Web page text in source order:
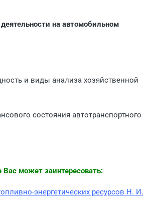
на автомобильном
и виды анализа хозяйственной
состояния автотранспортного
Вас может заинтересовать:
энергетических ресурсов Н. И.